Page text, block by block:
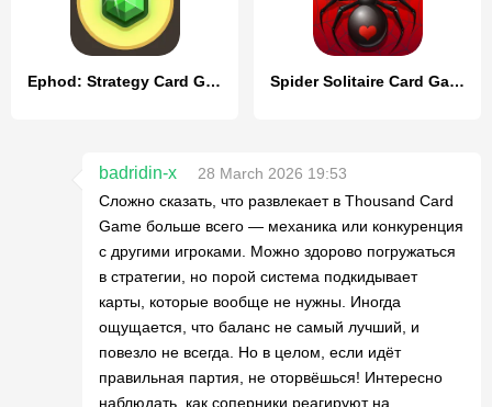
Ephod: Strategy Card Game Spider Solitaire Card Game
badridin-x
28 March 2026 19:53
Сложно сказать, что развлекает в Thousand Card
Game больше всего — механика или конкуренция
с другими игроками. Можно здорово погружаться
в стратегии, но порой система подкидывает
карты, которые вообще не нужны. Иногда
ощущается, что баланс не самый лучший, и
повезло не всегда. Но в целом, если идёт
правильная партия, не оторвёшься! Интересно
наблюдать, как соперники реагируют на